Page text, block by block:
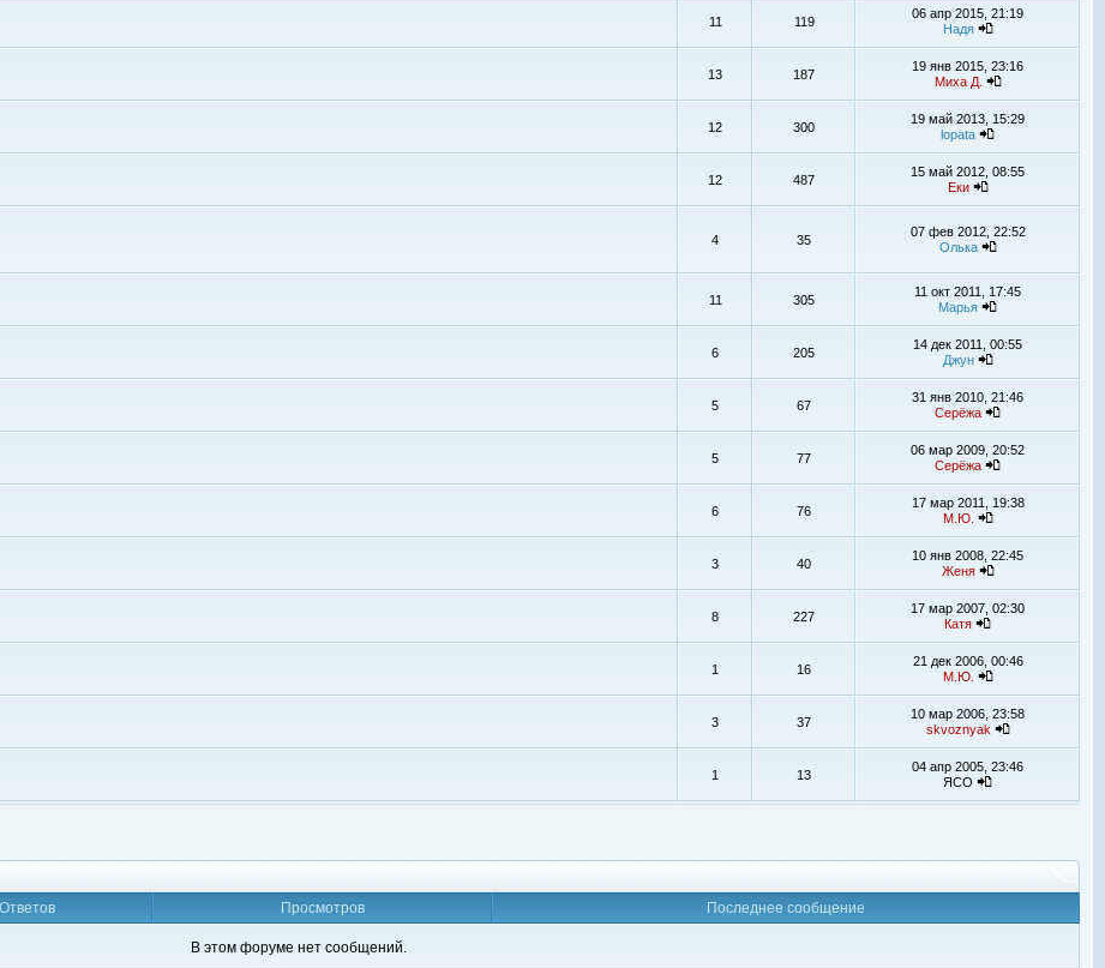
11 119
06 апр 2015, 21:19
Надя
13 187
19 янв 2015, 23:16
Миха Д.
12 300
19 май 2013, 15:29
lopata
12 487
15 май 2012, 08:55
Еки
4 35
07 фев 2012, 22:52
Олька
11 305
11 окт 2011, 17:45
Марья
6 205
14 дек 2011, 00:55
Джун
5 67
31 янв 2010, 21:46
Серёжа
5 77
06 мар 2009, 20:52
Серёжа
6 76
17 мар 2011, 19:38
М.Ю.
3 40
10 янв 2008, 22:45
Женя
8 227
17 мар 2007, 02:30
Катя
1 16
21 дек 2006, 00:46
М.Ю.
3 37
10 мар 2006, 23:58
skvoznyak
1 13
04 апр 2005, 23:46
ЯСО
Ответов Просмотров Последнее сообщение
В этом форуме нет сообщений.